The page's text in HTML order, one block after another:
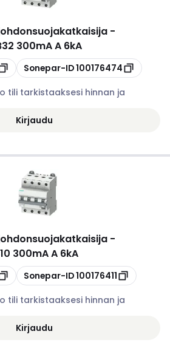
-
300mA A 6kA
Kopioi
Sonepar-ID100176474
tili tarkistaaksesi hinnan ja
Kirjaudu
-
300mA A 6kA
Kopioi
Sonepar-ID100176411
tili tarkistaaksesi hinnan ja
Kirjaudu